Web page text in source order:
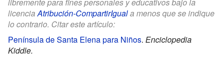
licenciaAtribución-CompartirIguala menos que se indique
lo contrario. Citar este artículo:
Península de Santa Elena para Niños. Enciclopedia
Kiddle.